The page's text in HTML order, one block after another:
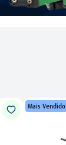
Mais Vendido